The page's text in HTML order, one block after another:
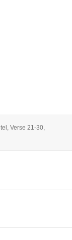
Verse 21-30,